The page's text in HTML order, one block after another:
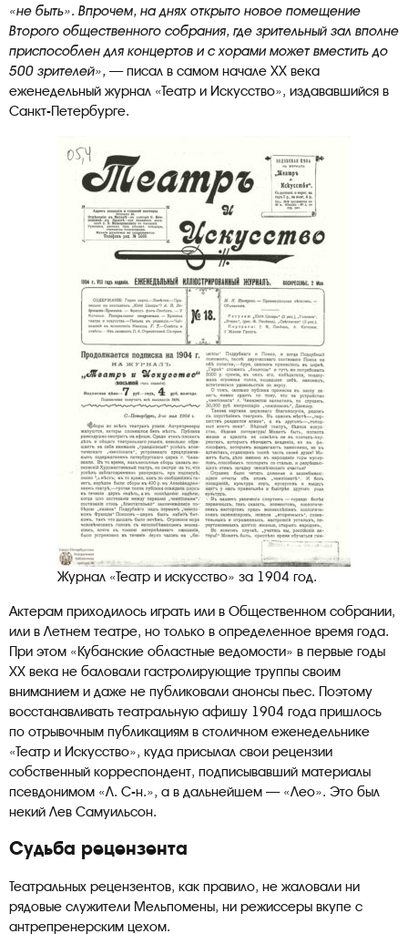
«не быть». Впрочем, на днях открыто новое помещение
Второго общественного собрания, где зрительный зал вполне
приспособлен для концертов и с хорами может вместить до
500 зрителей», —писал в самом начале XX века
еженедельный журнал «Театр и Искусство», издававшийся в
Санкт-Петербурге.
Журнал «Театр и искусство» за 1904 год.
Актерам приходилось играть или в Общественном собрании,
или в Летнем театре, но только в определенное время года.
При этом «Кубанские областные ведомости» в первые годы
XX века не баловали гастролирующие труппы своим
вниманием и даже не публиковали анонсы пьес. Поэтому
восстанавливать театральную афишу 1904 года пришлось
по отрывочным публикациям в столичном еженедельнике
«Театр и Искусство», куда присылал свои рецензии
собственный корреспондент, подписывавший материалы
псевдонимом «Л. С-н.», а в дальнейшем — «Лео». Это был
некий Лев Самуильсон.
Судьба рецензента
Театральных рецензентов, как правило, не жаловали ни
рядовые служители Мельпомены, ни режиссеры вкупе с
антрепренерским цехом.